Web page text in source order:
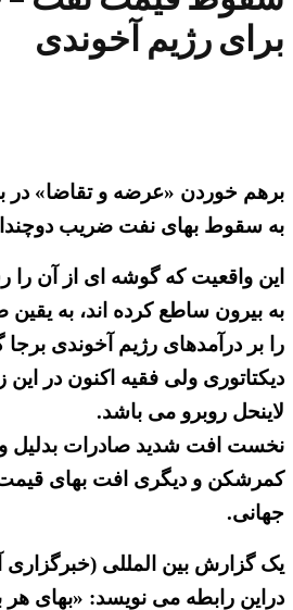
برای رژیم آخوندی
برهم خوردن «عرضه و تقاضا» در
به سقوط بهای نفت ضریب
این واقعیت که گوشه ای از آن را
به بیرون ساطع کرده اند، به یقین
را بر درآمدهای رژیم آخوندی برجا
دیکتاتوری ولی فقیه اکنون در
لاینحل روبرو می باشد.
نخست افت شدید صادرات بدلیل
کمرشکن و دیگری افت بهای قیمت
جهانی.
دراین رابطه می نویسد: «بهای